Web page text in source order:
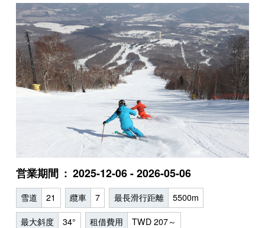
営業期間 2025-12-06 - 2026-05-06
雪道 21 纜車 7 最長滑行距離 5500m
最大斜度 34° 租借費用 TWD 207～